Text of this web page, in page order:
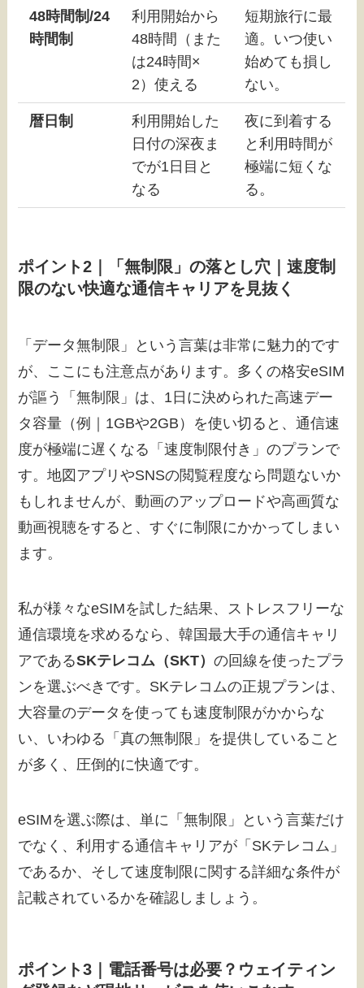
48時間制/24
時間制
利用開始から
48時間（また
は24時間×
2）使える
短期旅行に最
適。いつ使い
始めても損し
ない。
暦日制
利用開始した
日付の深夜ま
でが1日目と
なる
夜に到着する
と利用時間が
極端に短くな
る。
ポイント2｜「無制限」の落とし穴｜速度制
限のない快適な通信キャリアを見抜く
「データ無制限」という言葉は非常に魅力的です
が、ここにも注意点があります。多くの格安eSIM
が謳う「無制限」は、1日に決められた高速デー
タ容量（例｜1GBや2GB）を使い切ると、通信速
度が極端に遅くなる「速度制限付き」のプランで
す。地図アプリやSNSの閲覧程度なら問題ないか
もしれませんが、動画のアップロードや高画質な
動画視聴をすると、すぐに制限にかかってしまい
ます。
私が様々なeSIMを試した結果、ストレスフリーな
通信環境を求めるなら、韓国最大手の通信キャリ
アであるSKテレコム（SKT）の回線を使ったプラ
ンを選ぶべきです。SKテレコムの正規プランは、
大容量のデータを使っても速度制限がかからな
い、いわゆる「真の無制限」を提供していること
が多く、圧倒的に快適です。
eSIMを選ぶ際は、単に「無制限」という言葉だけ
でなく、利用する通信キャリアが「SKテレコム」
であるか、そして速度制限に関する詳細な条件が
記載されているかを確認しましょう。
ポイント3｜電話番号は必要？ウェイティン